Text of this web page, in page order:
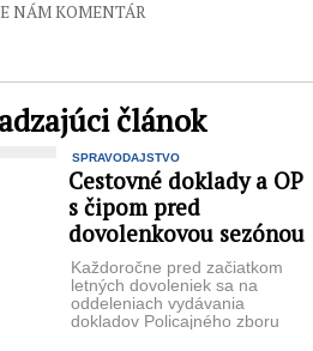
NÁM KOMENTÁR
článok
SPRAVODAJSTVO
Cestovné doklady a OP
s čipom pred
dovolenkovou sezónou
Každoročne pred začiatkom
letných dovoleniek sa na
oddeleniach vydávania
dokladov Policajného zboru